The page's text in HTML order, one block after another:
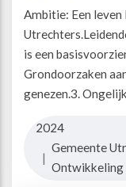
Ambitie: Een
is een
Grondoorzaken
genezen.3.
2024
|
Gemeente
Ontwikkeling